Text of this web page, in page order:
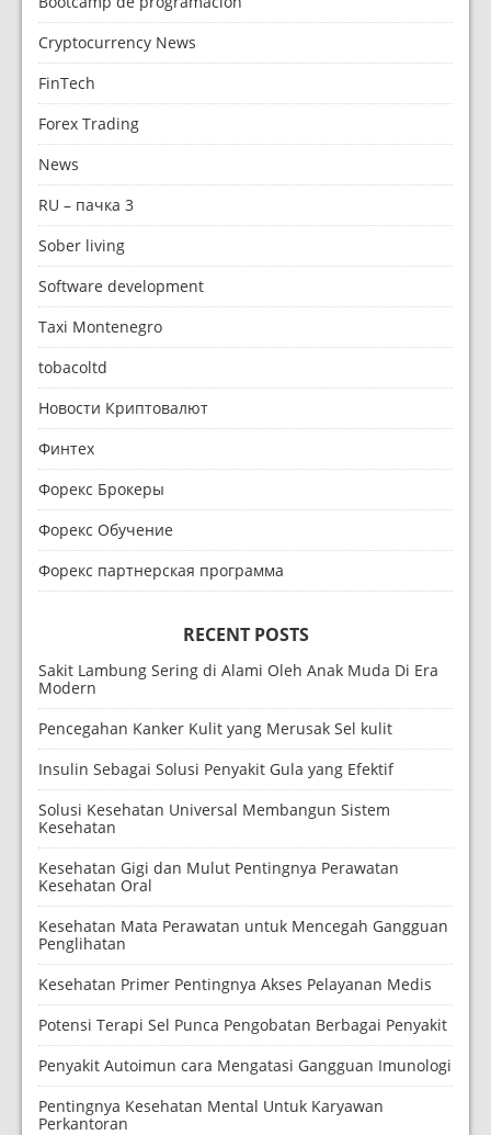
Cryptocurrency News
FinTech
Forex Trading
News
RU – пачка 3
Sober living
Software development
Taxi Montenegro
tobacoltd
Новости Криптовалют
Финтех
Форекс Брокеры
Форекс Обучение
Форекс партнерская программа
RECENT POSTS
Sakit Lambung Sering di Alami Oleh Anak Muda Di Era
Modern
Pencegahan Kanker Kulit yang Merusak Sel kulit
Insulin Sebagai Solusi Penyakit Gula yang Efektif
Solusi Kesehatan Universal Membangun Sistem
Kesehatan
Kesehatan Gigi dan Mulut Pentingnya Perawatan
Kesehatan Oral
Kesehatan Mata Perawatan untuk Mencegah Gangguan
Penglihatan
Kesehatan Primer Pentingnya Akses Pelayanan Medis
Potensi Terapi Sel Punca Pengobatan Berbagai Penyakit
Penyakit Autoimun cara Mengatasi Gangguan Imunologi
Pentingnya Kesehatan Mental Untuk Karyawan
Perkantoran